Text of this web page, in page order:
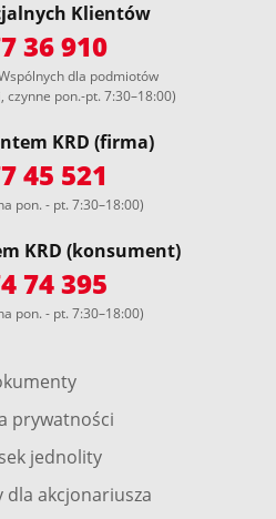
Klientów
36 910
dla podmiotów
czynne pon.-pt. 7:30–18:00)
KRD (firma)
45 521
pon. - pt. 7:30–18:00)
KRD (konsument)
74 395
pon. - pt. 7:30–18:00)
prywatności
jednolity
dla akcjonariusza